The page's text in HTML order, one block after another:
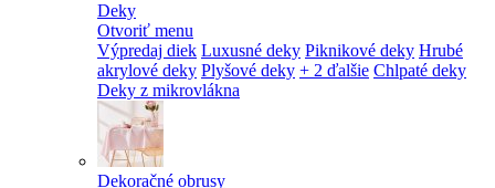
Deky
Otvoriť menu
Výpredaj diek Luxusné deky Piknikové deky Hrubé
akrylové deky Plyšové deky + 2 ďalšie Chlpaté deky
Deky z mikrovlákna
Dekoračné obrusy